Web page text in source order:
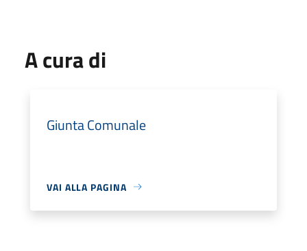
A cura di
Giunta Comunale
VAI ALLA PAGINA